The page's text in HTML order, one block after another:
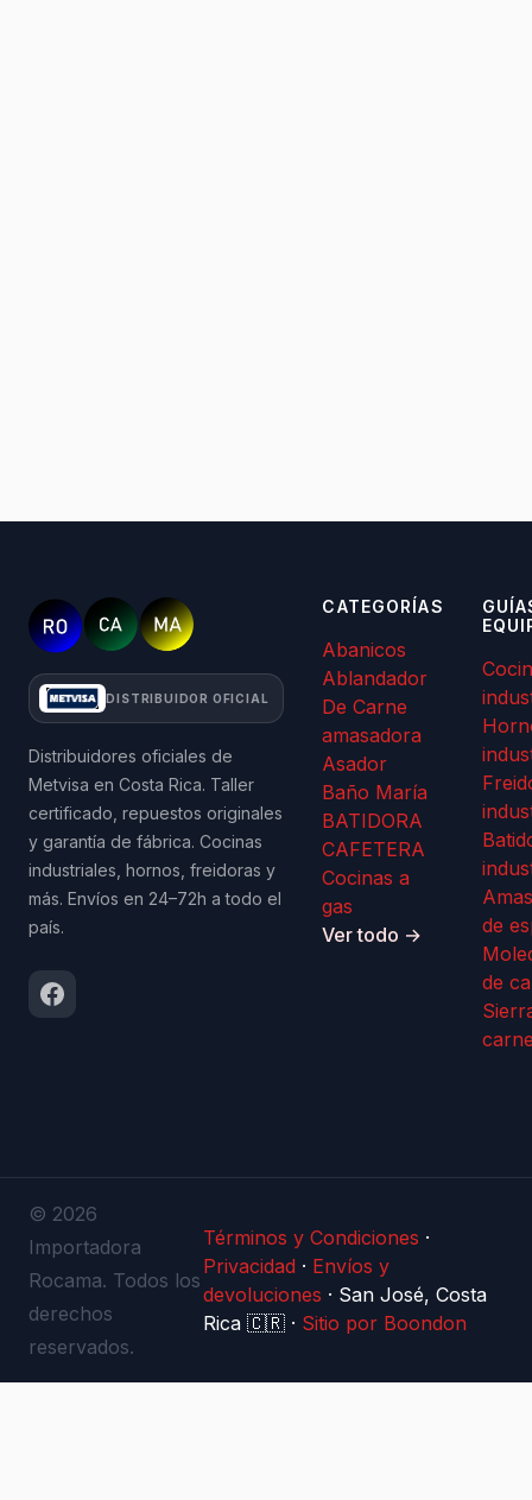
DISTRIBUIDOR OFICIAL
Distribuidores oficiales de
Metvisa en Costa Rica. Taller
certificado, repuestos originales
y garantía de fábrica. Cocinas
industriales, hornos, freidoras y
más. Envíos en 24–72h a todo el
país.
CATEGORÍAS
Abanicos
Ablandador
De Carne
amasadora
Asador
Baño María
BATIDORA
CAFETERA
Cocinas a
gas
Ver todo →
de
de
© 2026
Importadora
Rocama. Todos los
derechos
reservados.
Términos y Condiciones ·
Privacidad · Envíos y
devoluciones · San José, Costa
Rica 🇨🇷 · Sitio por Boondon